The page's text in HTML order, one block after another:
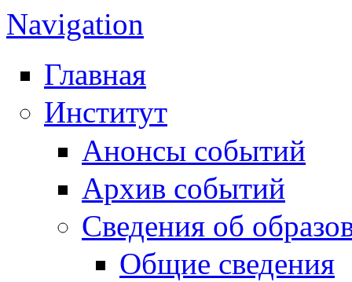
Navigation
Главная
Институт
Анонсы событий
Архив событий
Сведения об
Общие сведения